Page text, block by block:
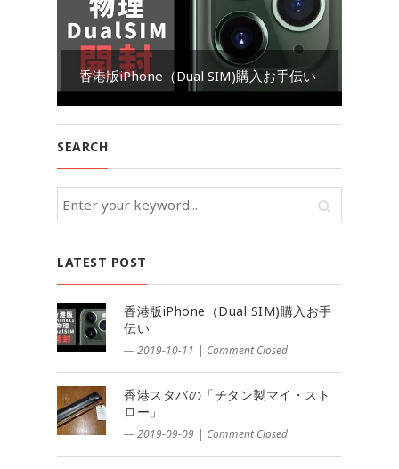
香港版iPhone（Dual SIM)購入お手伝い
SEARCH
LATEST POST
香港版iPhone（Dual SIM)購入お手
伝い
― 2019-10-11 | Comment Closed
香港スタバの「チタン製マイ・スト
ロー」
― 2019-09-09 | Comment Closed